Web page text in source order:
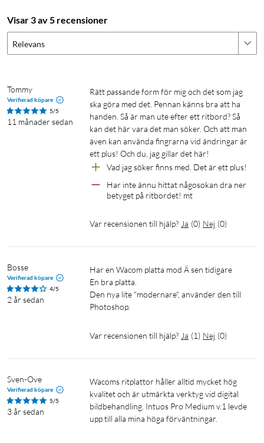
Visar 3 av 5 recensioner
Relevans
Tommy
Verifierad köpare
5/5
11 månader sedan
Rätt passande form för mig och det som jag
ska göra med det. Pennan känns bra att ha
handen. Så är man ute efter ett ritbord? Så
kan det här vara det man söker. Och att man
även kan använda fingrarna vid ändringar är
ett plus! Och du, jag gillar det här!
Vad jag söker finns med. Det är ett plus!
Har inte ännu hittat någosokan dra ner
betyget på ritbordet! mt
Var recensionen till hjälp? Ja (0) Nej (0)
Bosse
Verifierad köpare
4/5
2 år sedan
Har en Wacom platta mod Ä sen tidigare
En bra platta.
Den nya lite "modernare", använder den till
Photoshop.
Var recensionen till hjälp? Ja (1) Nej (0)
Sven-Ove
Verifierad köpare
5/5
3 år sedan
Wacoms ritplattor håller alltid mycket hög
kvalitet och är utmärkta verktyg vid digital
bildbehandling. Intuos Pro Medium v.1 levde
upp till alla mina höga förväntningar.